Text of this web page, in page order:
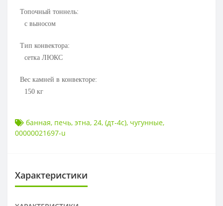
Топочный тоннель:
с выносом
Тип конвектора:
сетка ЛЮКС
Вес камней в конвекторе:
150 кг
банная, печь, этна, 24, (дт-4с), чугунные,
00000021697-u
Характеристики